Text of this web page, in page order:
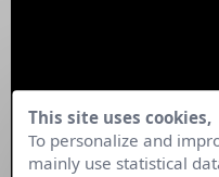
This site uses cookies,
To personalize and
mainly use statistical